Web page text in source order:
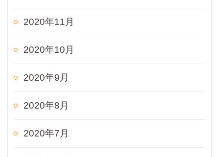
2020年11月
2020年10月
2020年9月
2020年8月
2020年7月